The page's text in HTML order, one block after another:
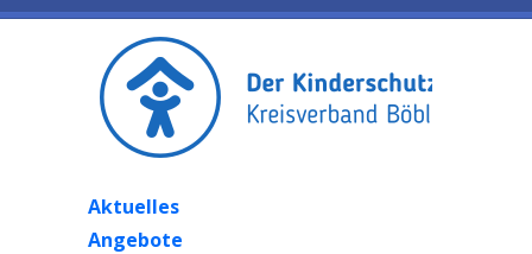
Aktuelles
Angebote